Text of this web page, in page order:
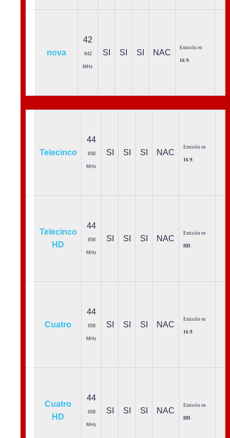
nova
42
642
MHz
SI SI SI NAC
Emisión en
16:9
Telecinco
44
658
MHz
SI SI SI NAC
Emisión en
16:9.
Telecinco
HD
44
658
MHz
SI SI SI NAC
Emisión en
HD.
Cuatro
44
658
MHz
SI SI SI NAC
Emisión en
16:9.
Cuatro
HD
44
658
MHz
SI SI SI NAC
Emisión en
HD.